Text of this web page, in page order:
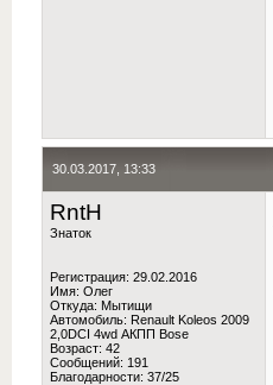
30.03.2017, 13:33
RntH
Знаток
Регистрация: 29.02.2016
Имя: Олег
Откуда: Мытищи
Автомобиль: Renault Koleos 2009
2,0DCI 4wd АКПП Bose
Возраст: 42
Сообщений: 191
Благодарности: 37/25